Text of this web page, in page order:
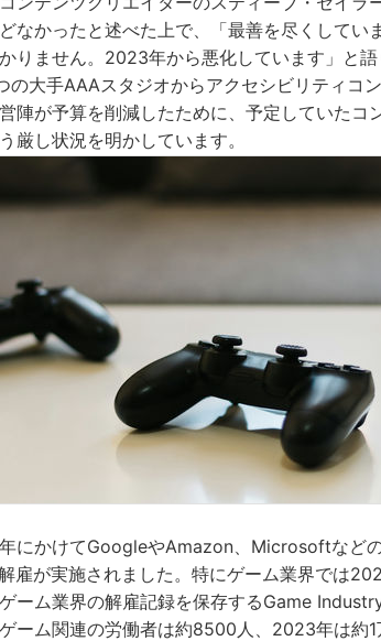
なかったと述べた上で、「最善を尽くしてい
りません。2023年から悪化しています」と
の大手AAAスタジオからアクセシビリティコ
陣が予算を削減したために、予定していたコ
厳し状況を明かしています。
にかけてGoogleやAmazon、Microsoftなど
雇が実施されました。特にゲーム業界では
ーム業界の解雇記録を保存するGame
ーム関連の労働者は約8500人、2023年は約